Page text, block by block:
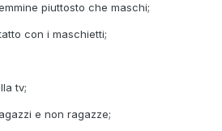
piuttosto che maschi;
con i maschietti;
tv;
e non ragazze;